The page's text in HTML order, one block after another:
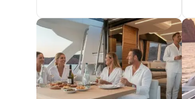
• Elegant, avkopplande och
En exklusiv kryssning i hjärtat av
en oförglömlig kväll med utsikt över